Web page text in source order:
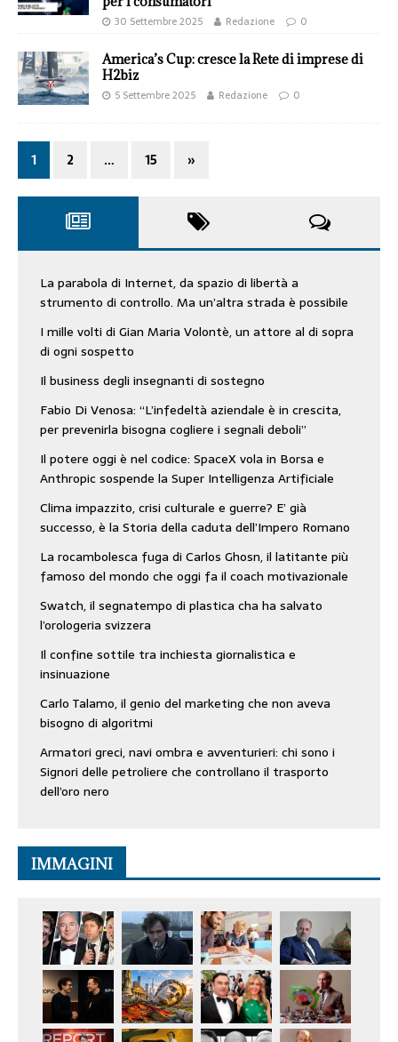
30 Settembre 2025 Redazione 0
America’s Cup: cresce la Rete di imprese di
H2biz
5 Settembre 2025 Redazione 0
1 2 … 15 »
La parabola di Internet, da spazio di libertà a
strumento di controllo. Ma un’altra strada è possibile
I mille volti di Gian Maria Volontè, un attore al di sopra
di ogni sospetto
Il business degli insegnanti di sostegno
Fabio Di Venosa: “L’infedeltà aziendale è in crescita,
per prevenirla bisogna cogliere i segnali deboli”
Il potere oggi è nel codice: SpaceX vola in Borsa e
Anthropic sospende la Super Intelligenza Artificiale
Clima impazzito, crisi culturale e guerre? E’ già
successo, è la Storia della caduta dell’Impero Romano
La rocambolesca fuga di Carlos Ghosn, il latitante più
famoso del mondo che oggi fa il coach motivazionale
Swatch, il segnatempo di plastica cha ha salvato
l’orologeria svizzera
Il confine sottile tra inchiesta giornalistica e
insinuazione
Carlo Talamo, il genio del marketing che non aveva
bisogno di algoritmi
Armatori greci, navi ombra e avventurieri: chi sono i
Signori delle petroliere che controllano il trasporto
dell’oro nero
IMMAGINI